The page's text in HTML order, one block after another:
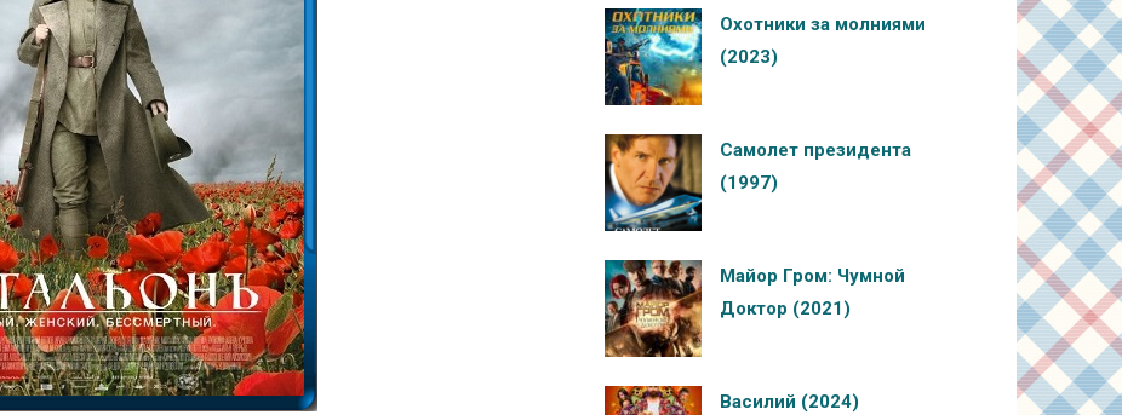
Охотники за молниями
(2023)
Самолет президента
(1997)
Майор Гром: Чумной
Доктор (2021)
Василий (2024)